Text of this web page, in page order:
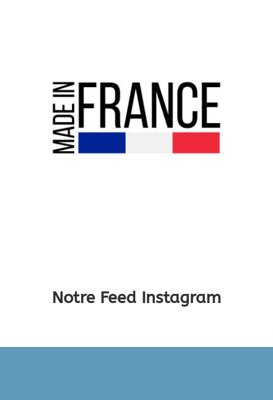
Notre Feed Instagram